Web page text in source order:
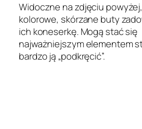
Widoczne na zdjęciu
kolorowe, skórzane buty
ich koneserkę. Mogą stać się
najważniejszym elementem
bardzo ją „podkręcić”.